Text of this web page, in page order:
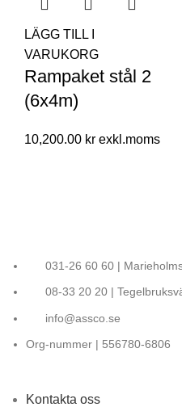
LÄGG TILL I
VARUKORG
Rampaket stål 2
(6x4m)
10,200.00 kr
031-26 60 60 |
08-33 20 20 |
info@assco.se
Org-nummer | 556780-6806
Kontakta oss